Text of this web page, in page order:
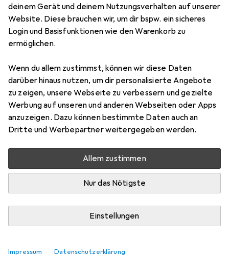
deinem Gerät und deinem Nutzungsverhalten auf unserer
Website. Diese brauchen wir, um dir bspw. ein sicheres
Login und Basisfunktionen wie den Warenkorb zu
ermöglichen.
Wenn du allem zustimmst, können wir diese Daten
darüber hinaus nutzen, um dir personalisierte Angebote
zu zeigen, unsere Webseite zu verbessern und gezielte
Werbung auf unseren und anderen Webseiten oder Apps
anzuzeigen. Dazu können bestimmte Daten auch an
Dritte und Werbepartner weitergegeben werden.
Allem zustimmen
Nur das Nötigste
Einstellungen
Impressum Datenschutzerklärung
Bridgestone L303
EUR
196,58
Bewertungen Marke
Mehr von Bridgestone
Zwischen Do, 13.8. und Mo, 17.8. geliefert
Lieferort angeben für genaue Lieferzeit
StockNet ConnectFR
In den Warenkorb
Vergleichen